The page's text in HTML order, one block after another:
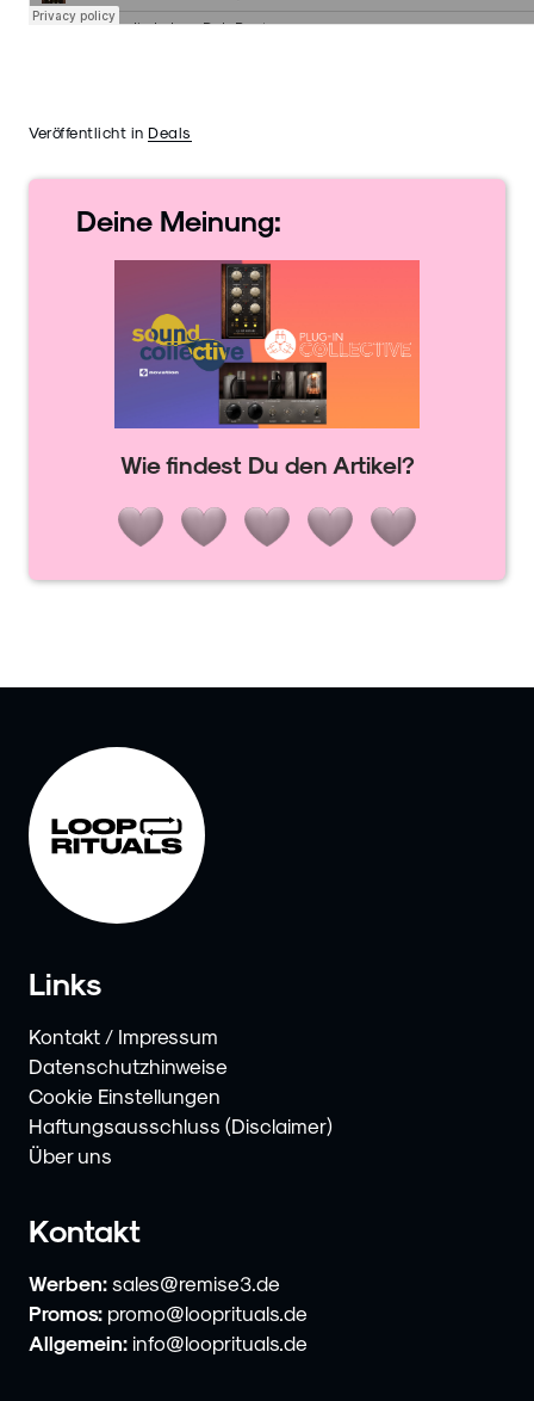
Veröffentlicht in Deals
Deine Meinung:
Wie findest Du den Artikel?
Links
Kontakt / Impressum
Datenschutzhinweise
Cookie Einstellungen
Haftungsausschluss (Disclaimer)
Über uns
Kontakt
Werben: sales@remise3.de
Promos: promo@looprituals.de
Allgemein: info@looprituals.de